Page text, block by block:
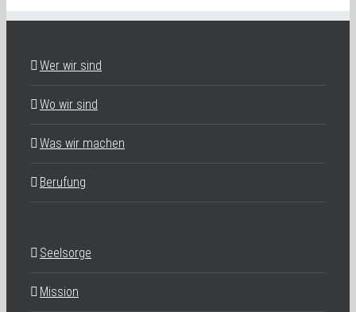
Wer wir sind
Wo wir sind
Was wir machen
Berufung
Seelsorge
Mission